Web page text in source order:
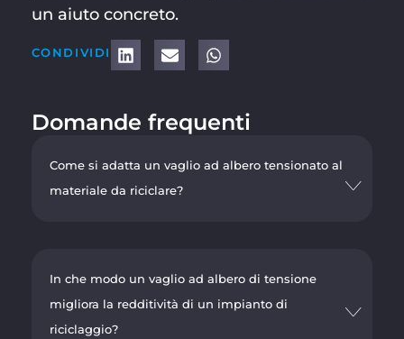
un aiuto concreto.
CONDIVIDI
Domande frequenti
Come si adatta un vaglio ad albero tensionato al
materiale da riciclare?
In che modo un vaglio ad albero di tensione
migliora la redditività di un impianto di
riciclaggio?